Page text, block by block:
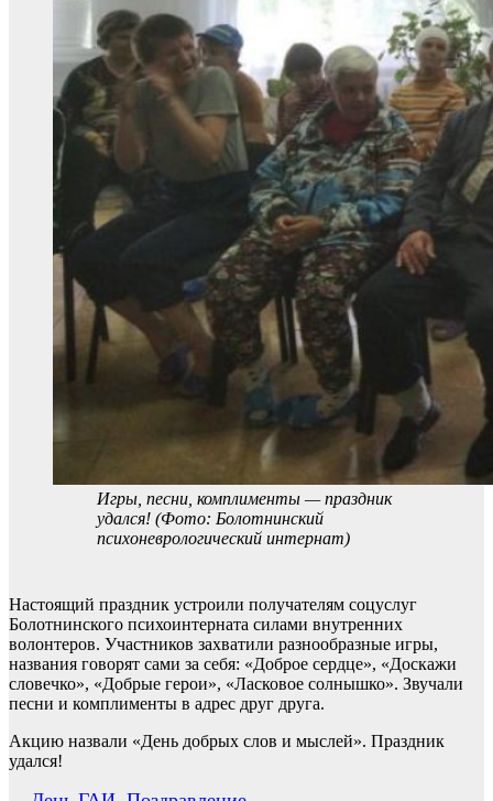
Игры, песни, комплименты — праздник
удался! (Фото: Болотнинский
психоневрологический интернат)
Настоящий праздник устроили получателям соцуслуг
Болотнинского психоинтерната силами внутренних
волонтеров. Участников захватили разнообразные игры,
названия говорят сами за себя: «Доброе сердце», «Доскажи
словечко», «Добрые герои», «Ласковое солнышко». Звучали
песни и комплименты в адрес друг друга.
Акцию назвали «День добрых слов и мыслей». Праздник
удался!